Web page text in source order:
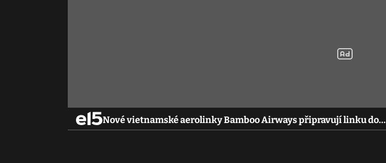
Nové vietnamské aerolinky Bamboo Airways připravují linku do…